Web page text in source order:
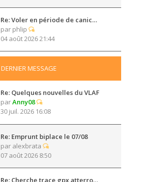
Re: Voler en période de canic…
par phlip
04 août 2026 21:44
DERNIER MESSAGE
Re: Quelques nouvelles du VLAF
parAnny08
30 juil. 2026 16:08
Re: Emprunt biplace le 07/08
par alexbrata
07 août 2026 8:50
Re: Cherche trace gpx atterro…